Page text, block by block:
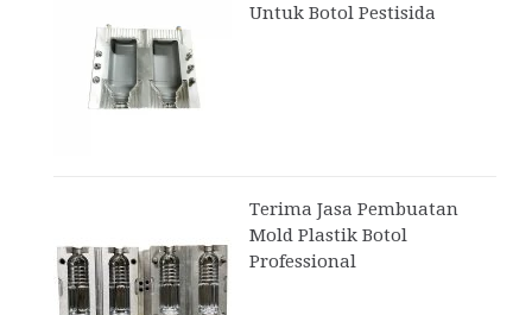
Untuk Botol Pestisida
Terima Jasa Pembuatan
Mold Plastik Botol
Professional